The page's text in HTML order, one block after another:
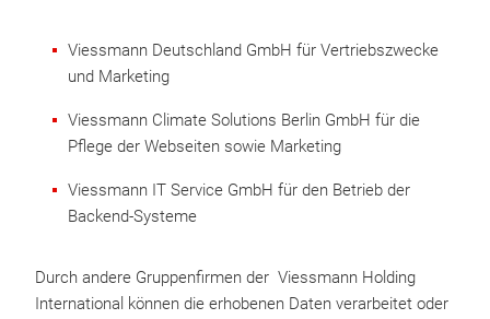
Viessmann Deutschland GmbH für Vertriebszwecke
und Marketing
Viessmann Climate Solutions Berlin GmbH für die
Pflege der Webseiten sowie Marketing
Viessmann IT Service GmbH für den Betrieb der
Backend-Systeme
Durch andere Gruppenfirmen der Viessmann Holding
International können die erhobenen Daten verarbeitet oder